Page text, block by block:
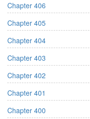
Chapter 406
Chapter 405
Chapter 404
Chapter 403
Chapter 402
Chapter 401
Chapter 400